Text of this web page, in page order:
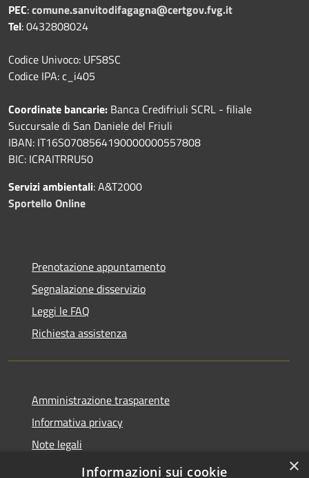
PEC:comune.sanvitodifagagna@certgov.fvg.it
Tel: 0432808024
Codice Univoco: UFS8SC
Codice IPA: c_i405
Coordinate bancarie: Banca Credifriuli SCRL - filiale
Succursale di San Daniele del Friuli
IBAN: IT16S0708564190000000557808
BIC: ICRAITRRU50
Servizi ambientali: A&T2000
Sportello Online
Prenotazione appuntamento
Segnalazione disservizio
Leggi le FAQ
Richiesta assistenza
Amministrazione trasparente
Informativa privacy
Note legali
Dichiarazione di accessibilità
×
Informazioni sui cookie